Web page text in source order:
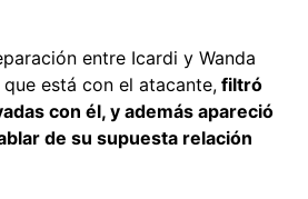
entre Icardi y Wanda
está con el atacante, filtró
con él, y además apareció
de su supuesta relación